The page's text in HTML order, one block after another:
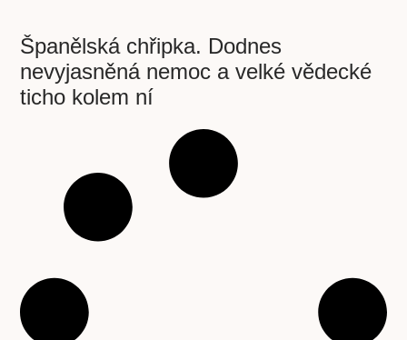
Španělská chřipka. Dodnes
nevyjasněná nemoc a velké vědecké
ticho kolem ní